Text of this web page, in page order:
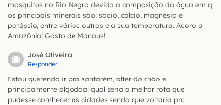
mosquitos no Rio Negro devido a composição da água em q
os principais minerais são: sodio, cálcio, magnésio e
potássio, entre vários outros e a sua temperatura. Adoro a
Amazônia! Gosto de Manaus!
José Oliveira
Responder
Estou querendo ir pra santarém, alter do chão e
principalmente algodoal qual seria a melhor rota que
pudesse comhecer as cidades sendo que voltaria pra